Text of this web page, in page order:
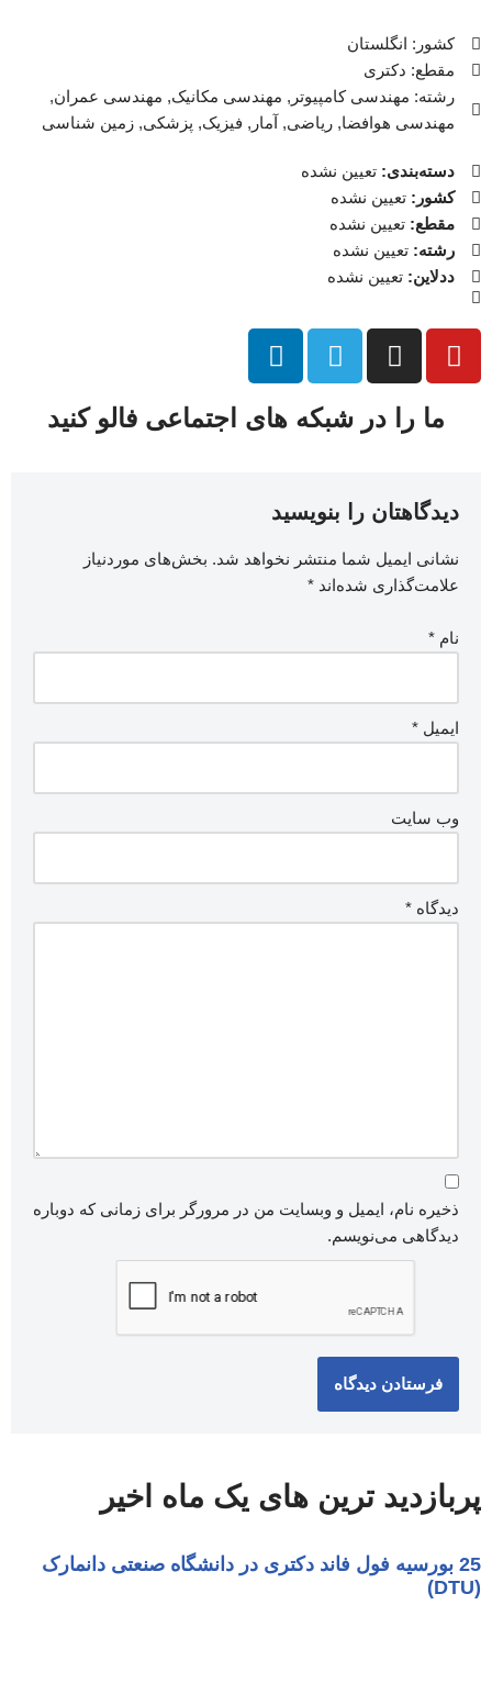
کشور: انگلستان
مقطع: دکتری
رشته: مهندسی کامپیوتر, مهندسی مکانیک, مهندسی عمران,
مهندسی هوافضا, ریاضی, آمار, فیزیک, پزشکی, زمین شناسی
دسته‌بندی: تعیین نشده
کشور: تعیین نشده
مقطع: تعیین نشده
رشته: تعیین نشده
ددلاین: تعیین نشده
ما را در شبکه های اجتماعی فالو کنید
دیدگاهتان را بنویسید
نشانی ایمیل شما منتشر نخواهد شد. بخش‌های موردنیاز
علامت‌گذاری شده‌اند *
نام *
ایمیل *
وب‌ سایت
دیدگاه *
ذخیره نام، ایمیل و وبسایت من در مرورگر برای زمانی که دوباره
دیدگاهی می‌نویسم.
پربازدید ترین های یک ماه اخیر